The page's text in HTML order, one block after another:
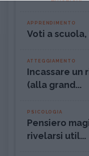
APPRENDIMENTO
Voti a
ATTEGGIAMENTO
Incassare un
(alla grand...
PSICOLOGIA
Pensiero
rivelarsi util...